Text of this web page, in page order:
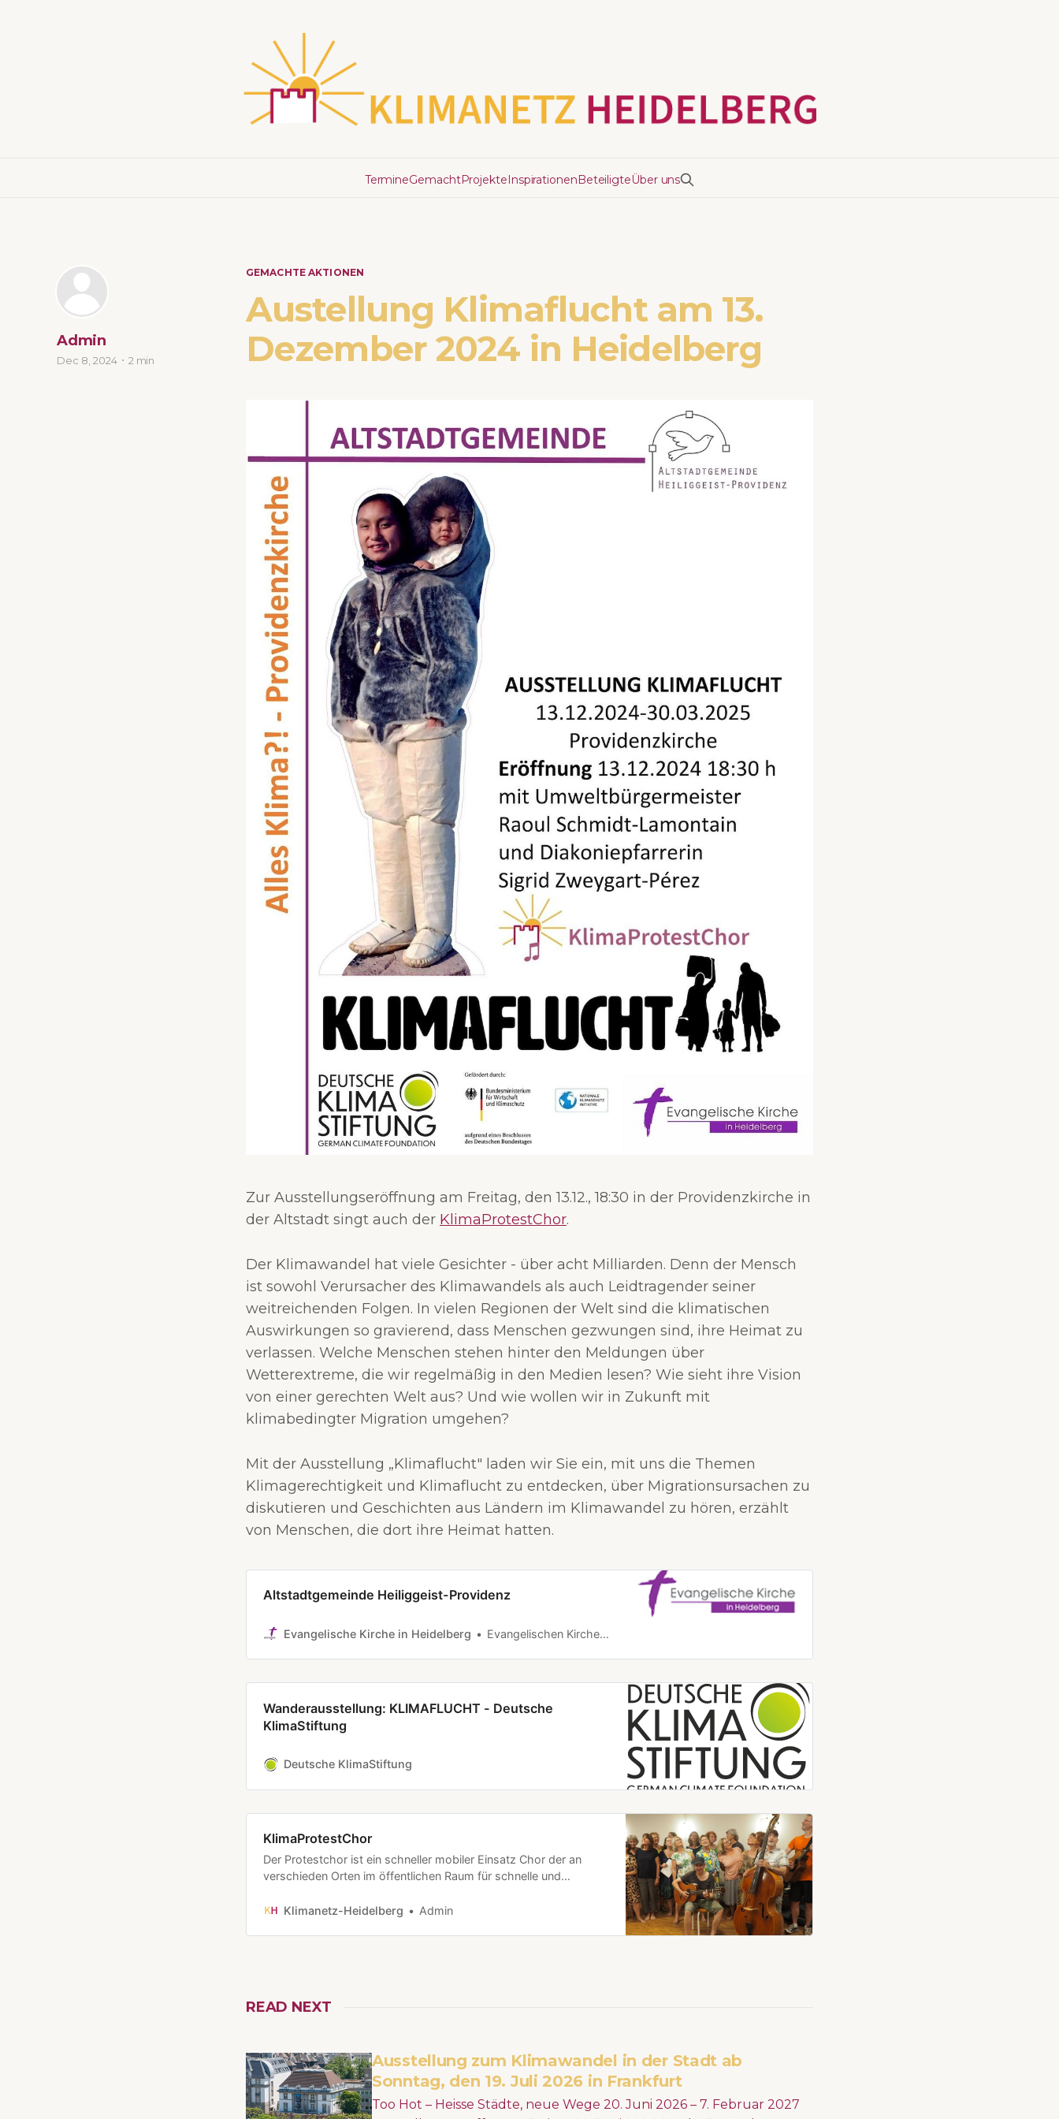
TermineGemachtProjekteInspirationenBeteiligteÜber uns
GEMACHTE AKTIONEN
Austellung Klimaflucht am 13.
Dezember 2024 in Heidelberg
Admin
Dec 8, 2024 2 min
Zur Ausstellungseröffnung am Freitag, den 13.12., 18:30 in der Providenzkirche in
der Altstadt singt auch der KlimaProtestChor.
Der Klimawandel hat viele Gesichter - über acht Milliarden. Denn der Mensch
ist sowohl Verursacher des Klimawandels als auch Leidtragender seiner
weitreichenden Folgen. In vielen Regionen der Welt sind die klimatischen
Auswirkungen so gravierend, dass Menschen gezwungen sind, ihre Heimat zu
verlassen. Welche Menschen stehen hinter den Meldungen über
Wetterextreme, die wir regelmäßig in den Medien lesen? Wie sieht ihre Vision
von einer gerechten Welt aus? Und wie wollen wir in Zukunft mit
klimabedingter Migration umgehen?
Mit der Ausstellung „Klimaflucht" laden wir Sie ein, mit uns die Themen
Klimagerechtigkeit und Klimaflucht zu entdecken, über Migrationsursachen zu
diskutieren und Geschichten aus Ländern im Klimawandel zu hören, erzählt
von Menschen, die dort ihre Heimat hatten.
Altstadtgemeinde Heiliggeist-Providenz
Evangelische Kirche in Heidelberg Evangelischen Kirche in Heidelberg www.ekihd.de
Wanderausstellung: KLIMAFLUCHT - Deutsche
KlimaStiftung
Deutsche KlimaStiftung
KlimaProtestChor
Der Protestchor ist ein schneller mobiler Einsatz Chor der an
verschieden Orten im öffentlichen Raum für schnelle und
Wer möchte mitsingen? Proben & Auftritte werden hier unter
Klimanetz-Heidelberg Admin
READ NEXT
Ausstellung zum Klimawandel in der Stadt ab
Sonntag, den 19. Juli 2026 in Frankfurt
Too Hot – Heisse Städte, neue Wege 20. Juni 2026 – 7. Februar 2027